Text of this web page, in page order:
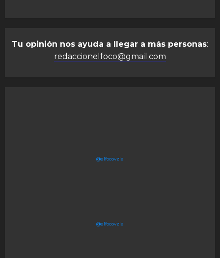
Tu opinión nos ayuda a llegar a más personas:
redaccionelfoco@gmail.com
@elfocovzla
@elfocovzla